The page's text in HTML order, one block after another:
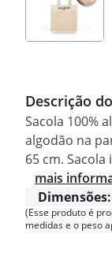
Descrição
Sacola 100%
algodão na
65 cm.
mais
Dimensões:
(Esse produto é
medidas e o peso